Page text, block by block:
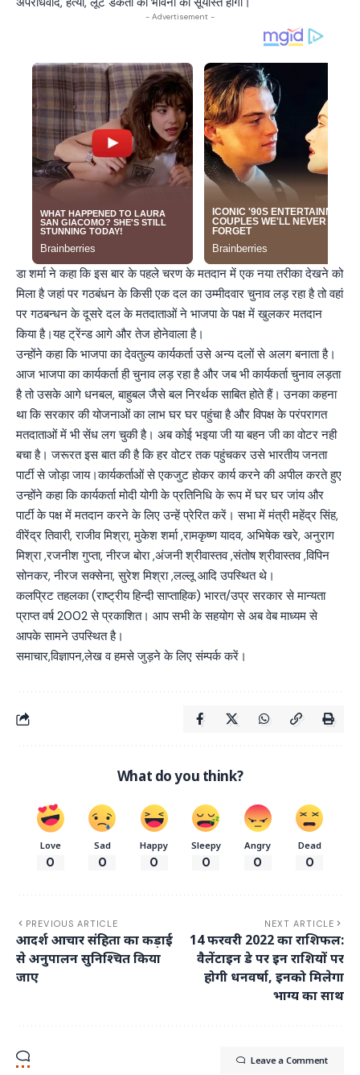
- Advertisement -
डा शर्मा ने कहा कि इस बार के पहले चरण के मतदान में एक नया तरीका देखने को
मिला है जहां पर गठबंधन के किसी एक दल का उम्मीदवार चुनाव लड़ रहा है तो वहां
पर गठबन्धन के दूसरे दल के मतदाताओं ने भाजपा के पक्ष में खुलकर मतदान
किया है।यह ट्रेंन्ड आगे और तेज होनेवाला है।
उन्होंने कहा कि भाजपा का देवतुल्य कार्यकर्ता उसे अन्य दलों से अलग बनाता है।
आज भाजपा का कार्यकर्ता ही चुनाव लड़ रहा है और जब भी कार्यकर्ता चुनाव लड़ता
है तो उसके आगे धनबल, बाहुबल जैसे बल निरर्थक साबित होते हैं। उनका कहना
था कि सरकार की योजनाओं का लाभ घर घर पहुंचा है और विपक्ष के परंपरागत
मतदाताओं में भी सेंध लग चुकी है। अब कोई भइया जी या बहन जी का वोटर नही
बचा है। जरूरत इस बात की है कि हर वोटर तक पहुंचकर उसे भारतीय जनता
पार्टी से जोड़ा जाय।कार्यकर्ताओं से एकजुट होकर कार्य करने की अपील करते हुए
उन्होंने कहा कि कार्यकर्ता मोदी योगी के प्रतिनिधि के रूप में घर घर जांय और
पार्टी के पक्ष में मतदान करने के लिए उन्हें प्रेरित करें। सभा में मंत्री महेंद्र सिंह,
वीरेंद्र तिवारी, राजीव मिश्रा, मुकेश शर्मा ,रामकृष्ण यादव, अभिषेक खरे, अनुराग
मिश्रा ,रजनीश गुप्ता, नीरज बोरा ,अंजनी श्रीवास्तव ,संतोष श्रीवास्तव ,विपिन
सोनकर, नीरज सक्सेना, सुरेश मिश्रा ,लल्लू आदि उपस्थित थे।
कलप्रिट तहलका (राष्ट्रीय हिन्दी साप्ताहिक) भारत/उप्र सरकार से मान्यता
प्राप्त वर्ष 2002 से प्रकाशित। आप सभी के सहयोग से अब वेब माध्यम से
आपके सामने उपस्थित है।
समाचार,विज्ञापन,लेख व हमसे जुड़ने के लिए संम्पर्क करें।
What do you think?
Love
0
Sad
0
Happy
0
Sleepy
0
Angry
0
Dead
0
PREVIOUS ARTICLE
आदर्श आचार संहिता का कड़ाई
से अनुपालन सुनिश्चित किया
जाए
NEXT ARTICLE
14 फरवरी 2022 का राशिफल:
वैलेंटाइन डे पर इन राशियों पर
होगी धनवर्षा, इनको मिलेगा
भाग्य का साथ
Leave a Comment